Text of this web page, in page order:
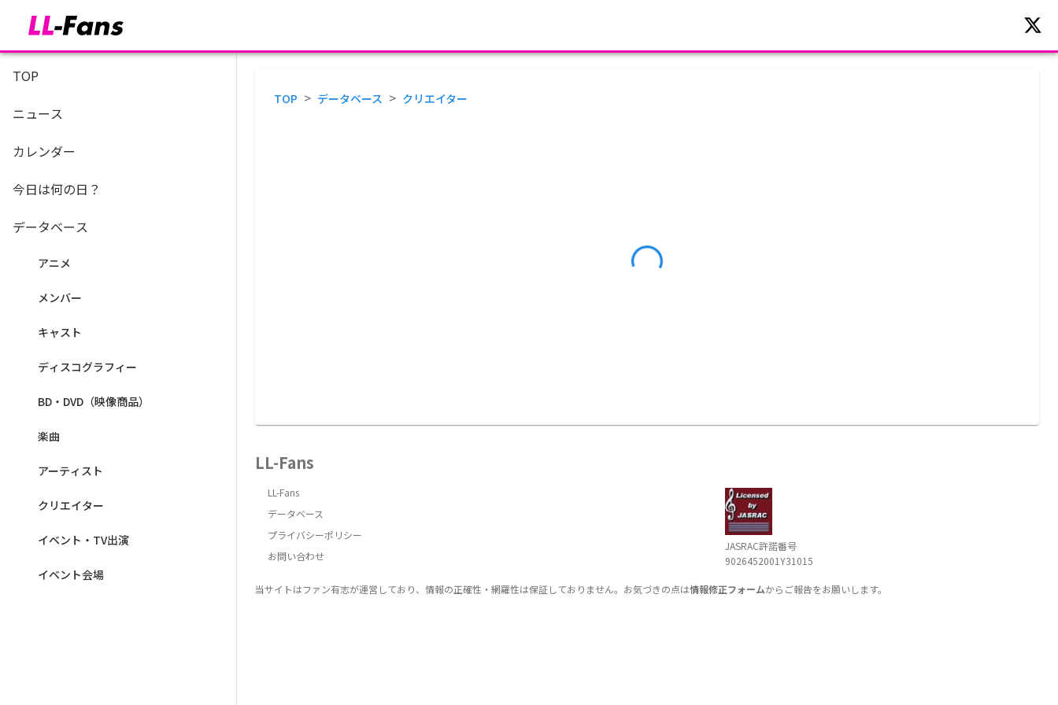
TOP
ニュース
カレンダー
今日は何の日？
データベース
アニメ
メンバー
キャスト
ディスコグラフィー
BD・DVD（映像商品）
楽曲
アーティスト
クリエイター
イベント・TV出演
イベント会場
TOP > データベース > クリエイター
LL-Fans
LL-Fans
データベース
プライバシーポリシー
お問い合わせ
JASRAC許諾番号
9026452001Y31015
当サイトはファン有志が運営しており、情報の正確性・網羅性は保証しておりません。お気づきの点は情報修正フォームからご報告をお願いします。